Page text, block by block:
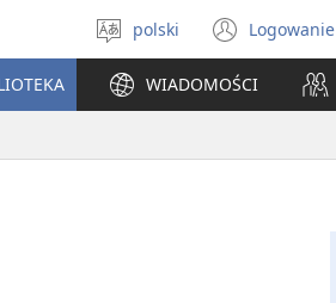
Wybór
języka
polski Logowanie
(opens
new
window)
WIADOMOŚCI